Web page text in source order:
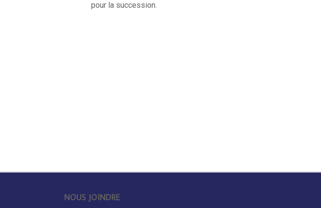
pour la succession.
NOUS JOINDRE